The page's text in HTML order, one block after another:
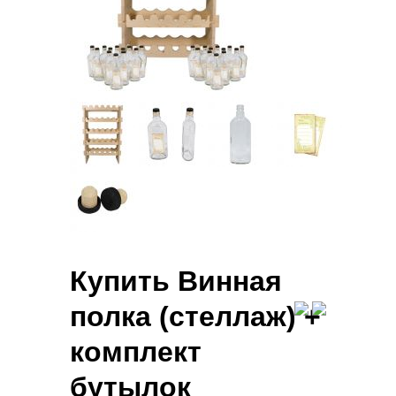
Купить Винная
полка (стеллаж) +
комплект
бутылок